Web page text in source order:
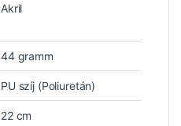
Akril
44 gramm
PU szíj (Poliuretán)
22 cm